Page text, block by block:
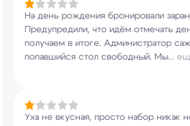
На день рождения бронировали
Предупредили, что идём отмечать
получаем в итоге. Администратор
попавшийся стол свободный. Мы...
Уха не вкусная, просто набор никак